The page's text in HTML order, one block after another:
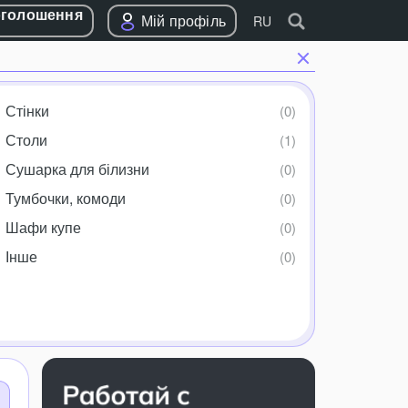
RU
Мій профіль
Стінки
Столи
Сушарка для білизни
Тумбочки, комоди
Шафи купе
Інше